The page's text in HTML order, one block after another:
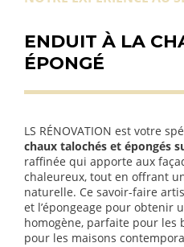
ENDUIT À LA
ÉPONGÉ
LS RÉNOVATION est votre
chaux talochés et épongés
raffinée qui apporte aux
chaleureux, tout en offrant
naturelle. Ce savoir-faire
et l’épongeage pour obtenir
homogène, parfaite pour les
pour les maisons